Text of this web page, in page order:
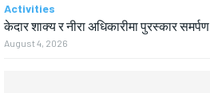
Activities
केदार शाक्य र नीरा अधिकारीमा पुरस्कार समर्पण
August 4, 2026